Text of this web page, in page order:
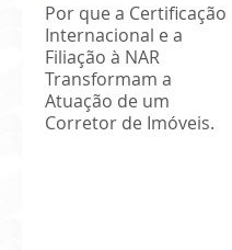
Por que a Certificação
Internacional e a
Filiação à NAR
Transformam a
Atuação de um
Corretor de Imóveis.